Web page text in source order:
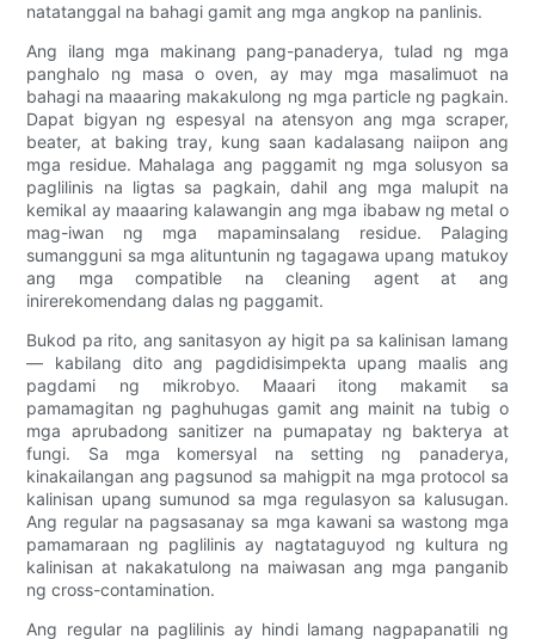
natatanggal na bahagi gamit ang mga angkop na panlinis.
Ang ilang mga makinang pang-panaderya, tulad ng mga
panghalo ng masa o oven, ay may mga masalimuot na
bahagi na maaaring makakulong ng mga particle ng pagkain.
Dapat bigyan ng espesyal na atensyon ang mga scraper,
beater, at baking tray, kung saan kadalasang naiipon ang
mga residue. Mahalaga ang paggamit ng mga solusyon sa
paglilinis na ligtas sa pagkain, dahil ang mga malupit na
kemikal ay maaaring kalawangin ang mga ibabaw ng metal o
mag-iwan ng mga mapaminsalang residue. Palaging
sumangguni sa mga alituntunin ng tagagawa upang matukoy
ang mga compatible na cleaning agent at ang
inirerekomendang dalas ng paggamit.
Bukod pa rito, ang sanitasyon ay higit pa sa kalinisan lamang
— kabilang dito ang pagdidisimpekta upang maalis ang
pagdami ng mikrobyo. Maaari itong makamit sa
pamamagitan ng paghuhugas gamit ang mainit na tubig o
mga aprubadong sanitizer na pumapatay ng bakterya at
fungi. Sa mga komersyal na setting ng panaderya,
kinakailangan ang pagsunod sa mahigpit na mga protocol sa
kalinisan upang sumunod sa mga regulasyon sa kalusugan.
Ang regular na pagsasanay sa mga kawani sa wastong mga
pamamaraan ng paglilinis ay nagtataguyod ng kultura ng
kalinisan at nakakatulong na maiwasan ang mga panganib
ng cross-contamination.
Ang regular na paglilinis ay hindi lamang nagpapanatili ng